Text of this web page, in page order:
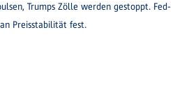
Trumps Zölle werden gestoppt. Fed-
Preisstabilität fest.